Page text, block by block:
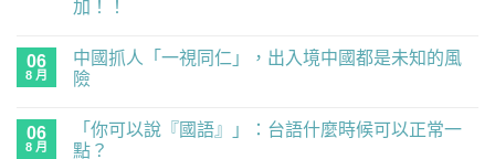
度
員，
經
民
要
加！！
主
練
習
世
留
言
06
8 月
中國抓人「一視同仁」，出入境中國都是未知的風
險
抓
言
06
8 月
「你可以說『國語』」：台語什麼時候可以正常一
點？